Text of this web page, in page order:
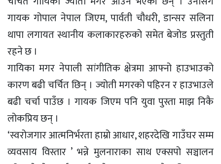
गायक गोपाल नेपाल जिएम, पार्वती चौधरी, डान्सर सलिना
थापा लगायत स्थानीय कलाकारहरुको समेत बेजोड प्रस्तुती
रहने छ ।
गायिका मगर नेपाली सांगीतिक क्षेत्रमा आफ्नो हाउभाउको
कारण बढी चर्चित छिन् । ज्योती मगरको पहिरन र हाउभाउले
बढी चर्चा पाउँछ । गायक जिएम पनि युवा पुस्ता माझ निकै
लोकप्रिय छन् ।
‘स्वरोजगार आत्मनिर्भरता हाम्रो आधार, शहरदेखि गाउँघर सम्म
व्यवसाय विस्तार ’ भन्ने मुलनाराका साथ एक्सपो सञ्चालन